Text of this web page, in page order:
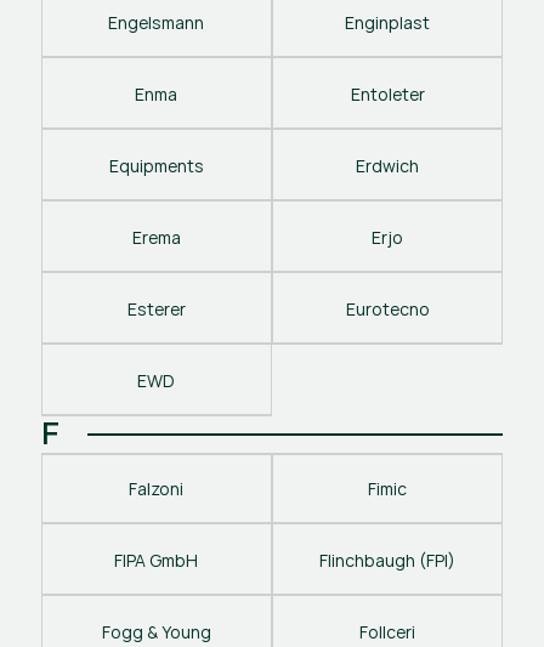
Engelsmann Enginplast
Enma Entoleter
Equipments Erdwich
Erema Erjo
Esterer Eurotecno
EWD
F
Falzoni Fimic
FIPA GmbH Flinchbaugh (FPI)
Fogg & Young Follceri